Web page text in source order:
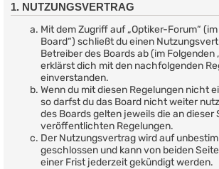
1. NUTZUNGSVERTRAG
Mit dem Zugriff auf „Optiker-Forum“
Board“) schließt du einen
Betreiber des Boards ab (im Folgenden
erklärst dich mit den nachfolgenden
einverstanden.
Wenn du mit diesen Regelungen nicht
so darfst du das Board nicht weiter
des Boards gelten jeweils die an dieser
veröffentlichten Regelungen.
Der Nutzungsvertrag wird auf
geschlossen und kann von beiden
einer Frist jederzeit gekündigt werden.